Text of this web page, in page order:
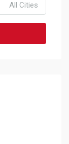
All Cities